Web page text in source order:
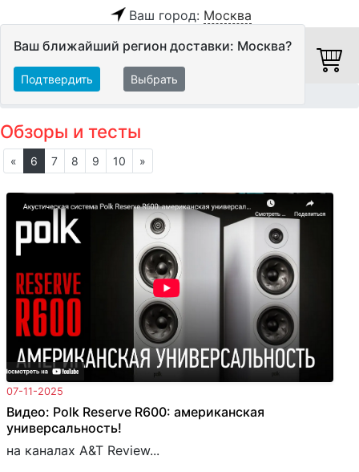
Ваш город: Москва
Ваш ближайший регион доставки: Москва?
Подтвердить Выбрать
Обзоры и тесты
« 6 7 8 9 10 »
07-11-2025
Видео: Polk Reserve R600: американская
универсальность!
на каналах A&T Review...